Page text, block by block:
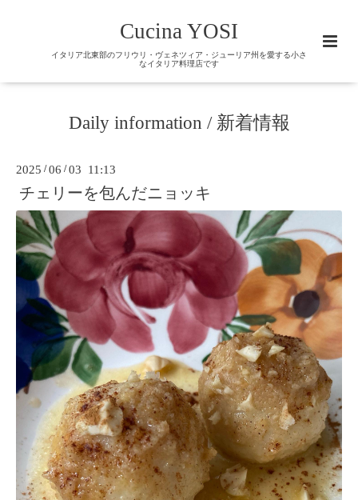
Cucina YOSI
イタリア北東部のフリウリ・ヴェネツィア・ジューリア州を愛する小さ
なイタリア料理店です
Daily information / 新着情報
2025 /06 /03 11:13
チェリーを包んだニョッキ